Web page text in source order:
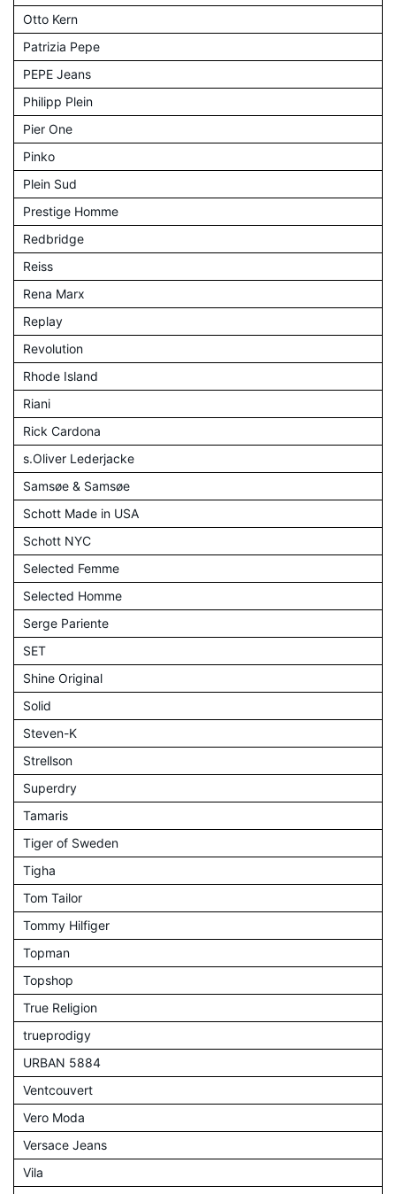
Otto Kern
Patrizia Pepe
PEPE Jeans
Philipp Plein
Pier One
Pinko
Plein Sud
Prestige Homme
Redbridge
Reiss
Rena Marx
Replay
Revolution
Rhode Island
Riani
Rick Cardona
s.Oliver Lederjacke
Samsøe & Samsøe
Schott Made in USA
Schott NYC
Selected Femme
Selected Homme
Serge Pariente
SET
Shine Original
Solid
Steven-K
Strellson
Superdry
Tamaris
Tiger of Sweden
Tigha
Tom Tailor
Tommy Hilfiger
Topman
Topshop
True Religion
trueprodigy
URBAN 5884
Ventcouvert
Vero Moda
Versace Jeans
Vila